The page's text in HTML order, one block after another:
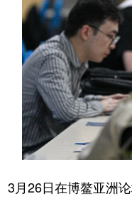
3月26日在博鳌亚洲